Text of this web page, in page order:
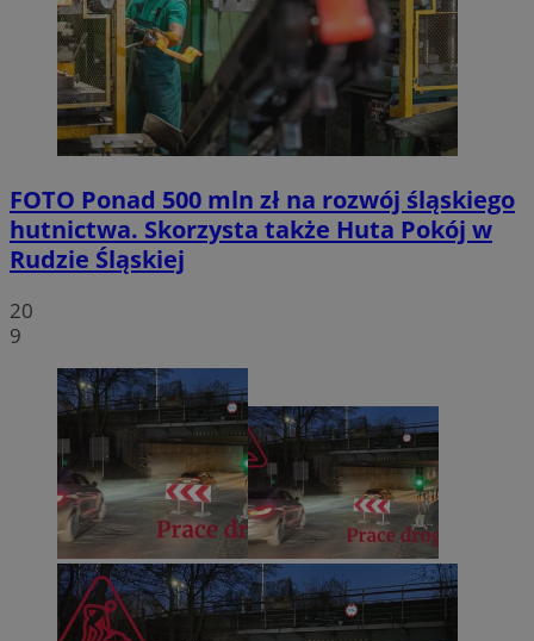
FOTO Ponad 500 mln zł na rozwój śląskiego
hutnictwa. Skorzysta także Huta Pokój w
Rudzie Śląskiej
20
9